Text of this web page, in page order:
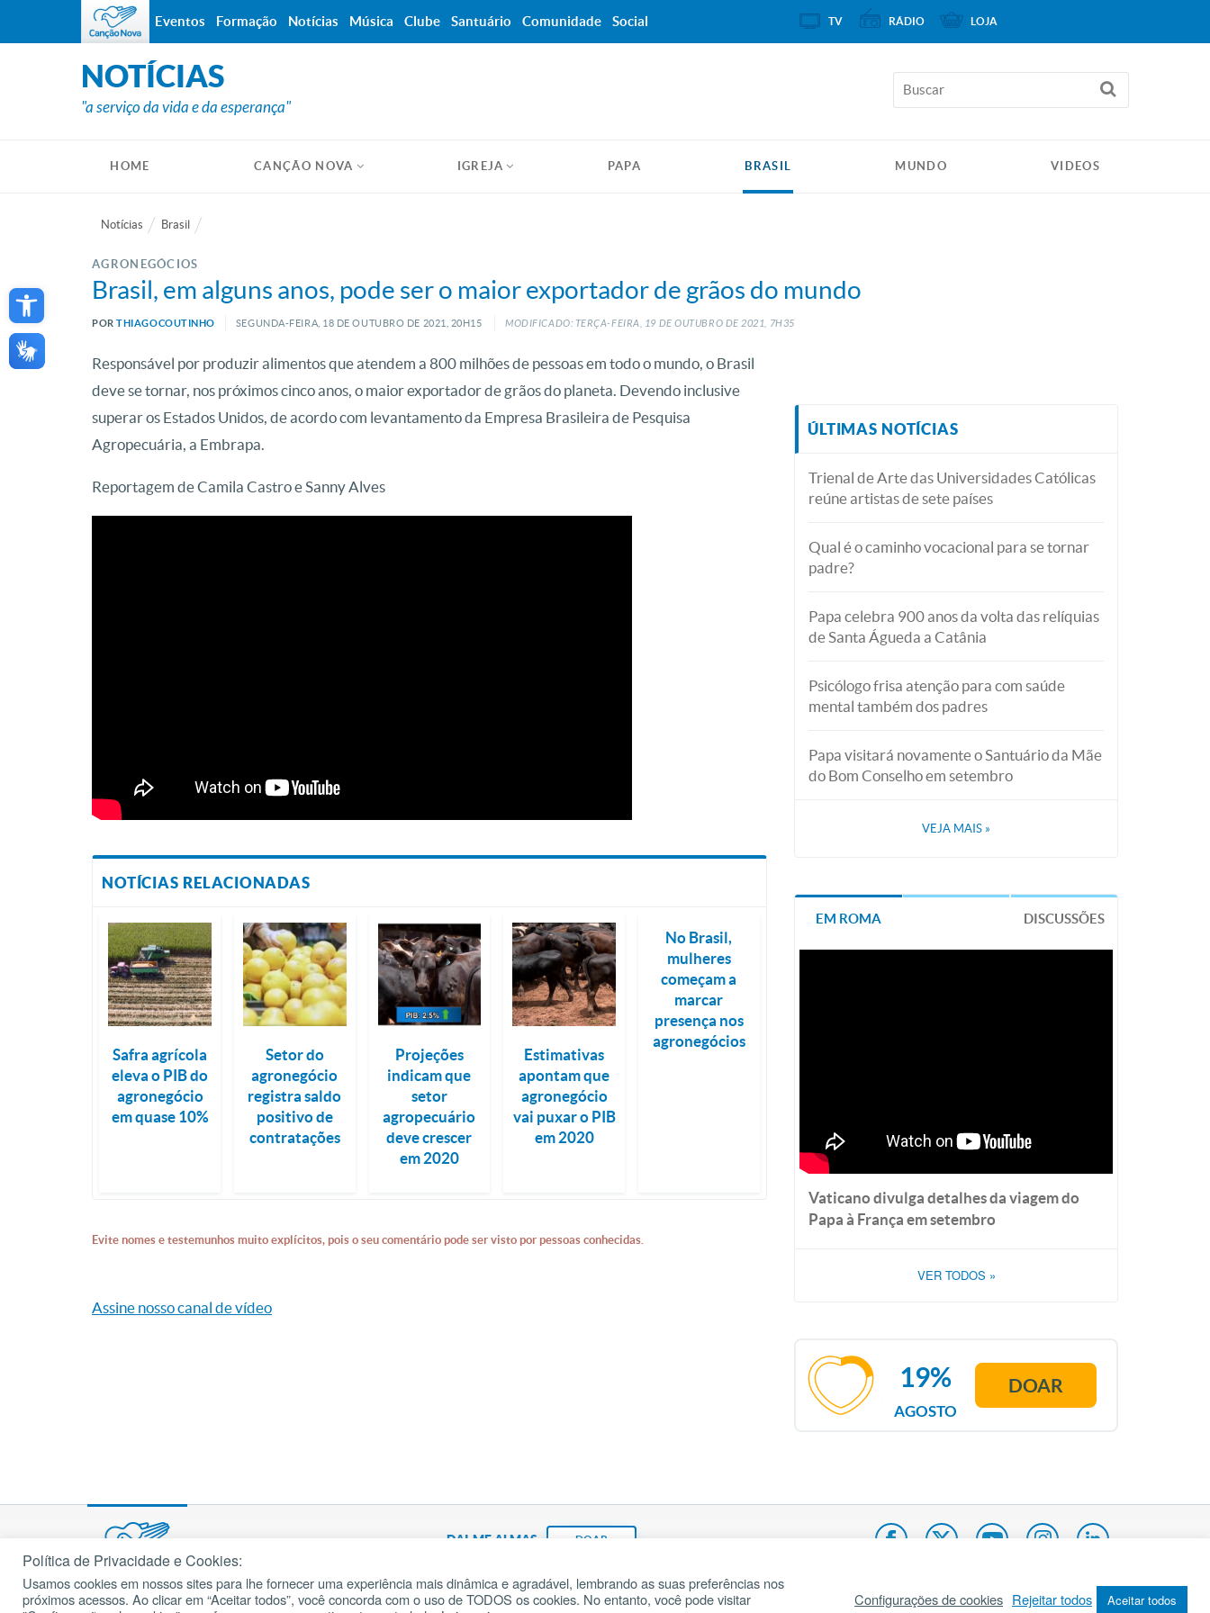
Open toolbar
NOTÍCIAS
"a serviço da vida e da esperança"
HOME CANÇÃO NOVA IGREJA PAPA BRASIL MUNDO VIDEOS
Notícias Brasil
AGRONEGÓCIOS
Brasil, em alguns anos, pode ser o maior exportador de grãos do mundo
PORTHIAGOCOUTINHO SEGUNDA-FEIRA, 18 DE OUTUBRO DE 2021, 20H15 MODIFICADO: TERÇA-FEIRA, 19 DEOUTUBRO DE2021, 7H35
Responsável por produzir alimentos que atendem a 800 milhões de pessoas em todo o mundo, o Brasil
deve se tornar, nos próximos cinco anos, o maior exportador de grãos do planeta. Devendo inclusive
superar os Estados Unidos, de acordo com levantamento da Empresa Brasileira de Pesquisa
Agropecuária, a Embrapa.
Reportagem de Camila Castro e Sanny Alves
NOTÍCIAS RELACIONADAS
Safra agrícola
eleva o PIB do
agronegócio
em quase 10%
Setor do
agronegócio
registra saldo
positivo de
contratações
Projeções
indicam que
setor
agropecuário
deve crescer
em 2020
Estimativas
apontam que
agronegócio
vai puxar o PIB
em 2020
No Brasil,
mulheres
começam a
marcar
presença nos
agronegócios
Evite nomes e testemunhos muito explícitos, pois o seu comentário pode ser visto por pessoas conhecidas.
Assine nosso canal de vídeo
ÚLTIMAS NOTÍCIAS
Trienal de Arte das Universidades Católicas
reúne artistas de sete países
Qual é o caminho vocacional para se tornar
padre?
Papa celebra 900 anos da volta das relíquias
de Santa Águeda a Catânia
Psicólogo frisa atenção para com saúde
mental também dos padres
Papa visitará novamente o Santuário da Mãe
do Bom Conselho em setembro
VEJA MAIS »
EM ROMA DISCUSSÕES
Vaticano divulga detalhes da viagem do
Papa à França em setembro
VER TODOS »
AGOSTO
19% DOAR
Eventos Formação Notícias Música Clube Santuário Comunidade Social TV RÁDIO LOJA
DAI-ME ALMAS DOAR
Fundação João Paulo II Pedido de Oração Mapa do site Internacional
cancaonova.com© 2002 – 2026
Todos os direitos reservados.
Política de Privacidade e Cookies:
Usamos cookies em nossos sites para lhe fornecer uma experiência mais dinâmica e agradável, lembrando as suas preferências nos
próximos acessos. Ao clicar em “Aceitar todos”, você concorda com o uso de TODOS os cookies. No entanto, você pode visitar
Configurações de cookies Rejeitar todos Aceitar todos